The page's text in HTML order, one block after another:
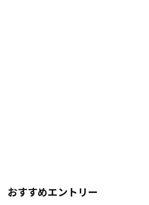
おすすめエントリー